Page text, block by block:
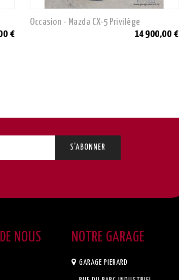
€
Occasion - Mazda CX-5 Privilège
14 900,00 €
NOUS NOTRE GARAGE
GARAGE PIERARD